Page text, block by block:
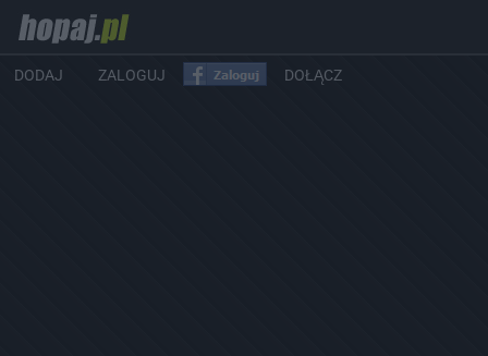
DODAJ ZALOGUJ DOŁĄCZ